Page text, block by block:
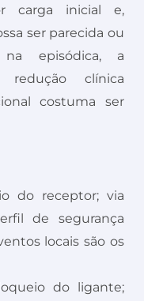
carga inicial e,
ser parecida ou
episódica, a
redução clínica
costuma ser
do receptor; via
de segurança
locais são os
do ligante;